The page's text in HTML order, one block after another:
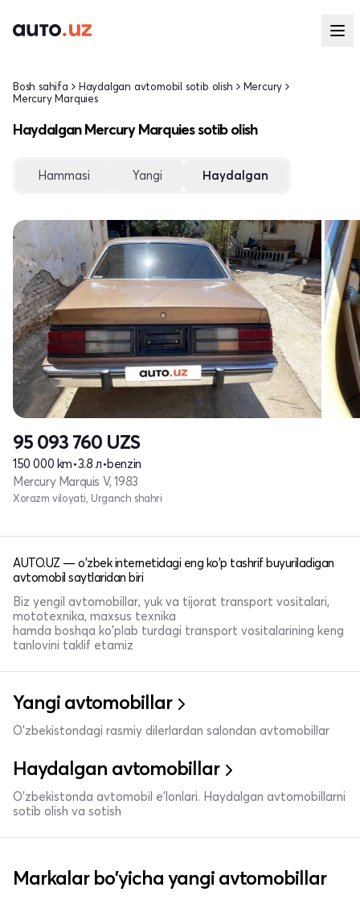
Bosh sahifa Haydalgan avtomobil sotib olish
Mercury
Mercury Marquies
Haydalgan Mercury Marquies sotib olish
Hammasi Yangi Haydalgan
95 093 760 UZS
150 000 km•3.8 л•benzin
Mercury Marquis V, 1983
Xorazm viloyati, Urganch shahri
AUTO.UZ — o'zbek internetidagi eng ko'p tashrif buyuriladigan
avtomobil saytlaridan biri
Biz yengil avtomobillar, yuk va tijorat transport vositalari,
mototexnika, maxsus texnika
hamda boshqa ko'plab turdagi transport vositalarining keng
tanlovini taklif etamiz
Yangi avtomobillar
O'zbekistondagi rasmiy dilerlardan salondan avtomobillar
Haydalgan avtomobillar
O'zbekistonda avtomobil e’lonlari. Haydalgan avtomobillarni
sotib olish va sotish
Markalar bo'yicha yangi avtomobillar